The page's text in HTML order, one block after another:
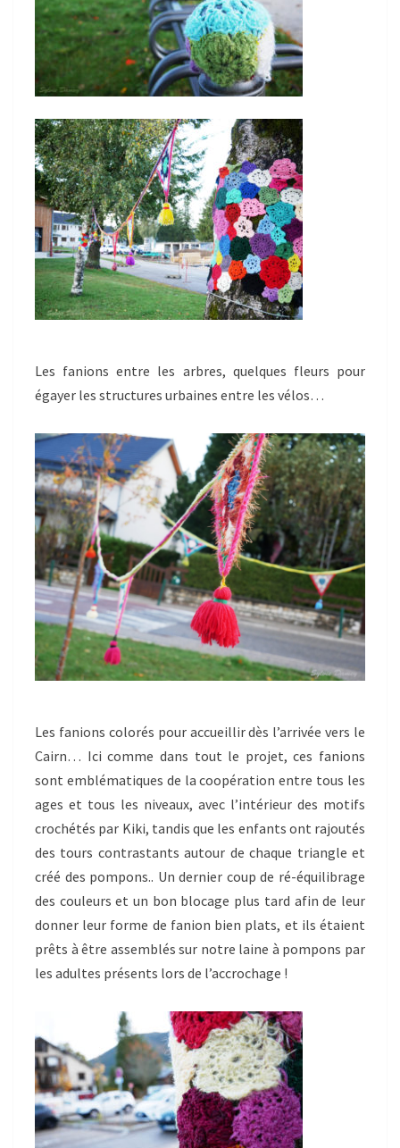
Les fanions entre les arbres, quelques fleurs pour
égayer les structures urbaines entre les vélos…
Les fanions colorés pour accueillir dès l’arrivée vers le
Cairn… Ici comme dans tout le projet, ces fanions
sont emblématiques de la coopération entre tous les
ages et tous les niveaux, avec l’intérieur des motifs
crochétés par Kiki, tandis que les enfants ont rajoutés
des tours contrastants autour de chaque triangle et
créé des pompons.. Un dernier coup de ré-équilibrage
des couleurs et un bon blocage plus tard afin de leur
donner leur forme de fanion bien plats, et ils étaient
prêts à être assemblés sur notre laine à pompons par
les adultes présents lors de l’accrochage !